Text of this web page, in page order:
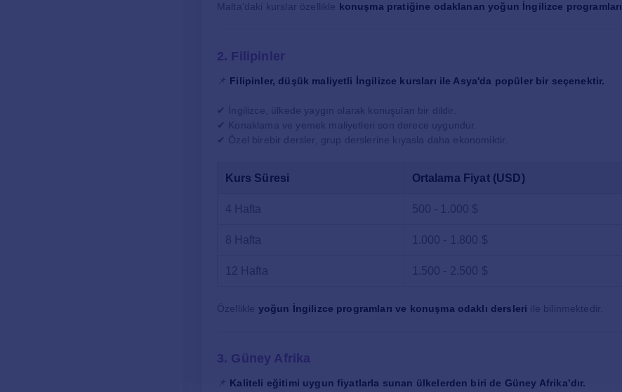
Malta'daki kurslar özellikle konuşma pratiğine odaklanan yoğun İngilizce programları
2. Filipinler
📌 Filipinler, düşük maliyetli İngilizce kursları ile Asya'da popüler bir seçenektir.
✔ İngilizce, ülkede yaygın olarak konuşulan bir dildir.
✔ Konaklama ve yemek maliyetleri son derece uygundur.
✔ Özel birebir dersler, grup derslerine kıyasla daha ekonomiktir.
Kurs Süresi Ortalama Fiyat (USD)
4 Hafta 500 - 1.000 $
8 Hafta 1.000 - 1.800 $
12 Hafta 1.500 - 2.500 $
Özellikle yoğun İngilizce programları ve konuşma odaklı dersleri ile bilinmektedir.
3. Güney Afrika
📌 Kaliteli eğitimi uygun fiyatlarla sunan ülkelerden biri de Güney Afrika’dır.